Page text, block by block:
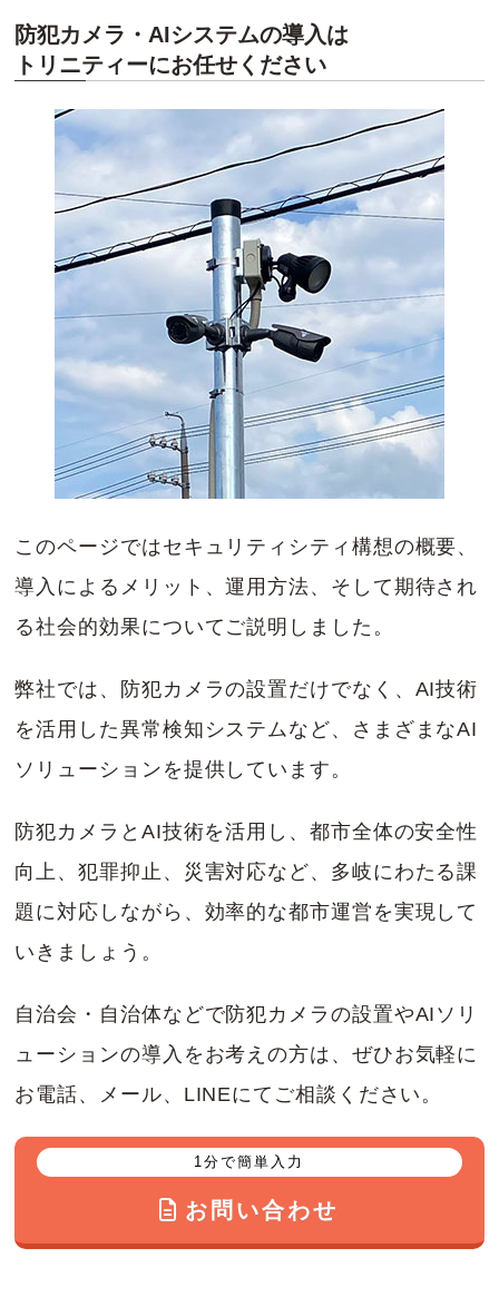
防犯カメラ・AIシステムの導入は
トリニティーにお任せください
このページではセキュリティシティ構想の概要、
導入によるメリット、運用方法、そして期待され
る社会的効果についてご説明しました。
弊社では、防犯カメラの設置だけでなく、AI技術
を活用した異常検知システムなど、さまざまなAI
ソリューションを提供しています。
防犯カメラとAI技術を活用し、都市全体の安全性
向上、犯罪抑止、災害対応など、多岐にわたる課
題に対応しながら、効率的な都市運営を実現して
いきましょう。
自治会・自治体などで防犯カメラの設置やAIソリ
ューションの導入をお考えの方は、ぜひお気軽に
お電話、メール、LINEにてご相談ください。
1分で簡単入力
お問い合わせ